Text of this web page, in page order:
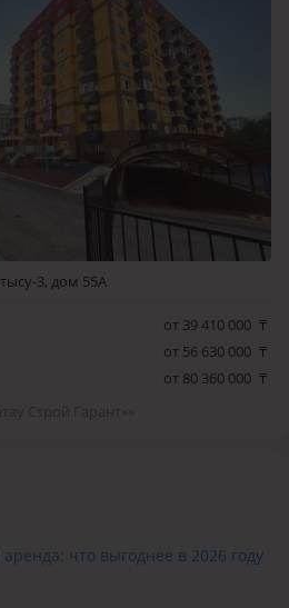
3, дом 55А
от 39 410 000 ₸
от 56 630 000 ₸
от 80 360 000 ₸
что выгоднее в 2026 году